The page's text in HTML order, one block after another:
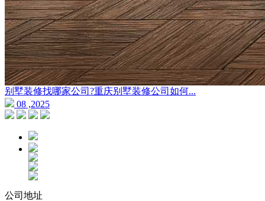
别墅装修找哪家公司?重庆别墅装修公司如何...
08 ,2025
公司地址